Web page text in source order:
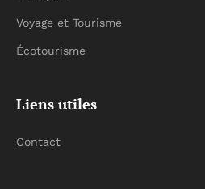
Voyage et Tourisme
Écotourisme
Liens utiles
Contact